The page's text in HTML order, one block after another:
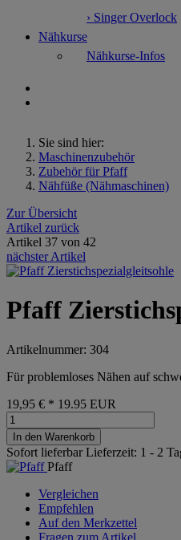
› Singer Overlock
Nähkurse
Nähkurse-Infos
Sie sind hier:
Maschinenzubehör
Zubehör für Pfaff
Nähfüße (Nähmaschinen)
Zur Übersicht
Artikel zurück
Artikel 37 von 42
nächster Artikel
Pfaff
Artikelnummer: 304
Für problemloses Nähen auf
19,95 € * 19.95 EUR
In den Warenkorb
Sofort lieferbarLieferzeit: 1 - 2
Pfaff
Vergleichen
Empfehlen
Auf den Merkzettel
Fragen zum Artikel